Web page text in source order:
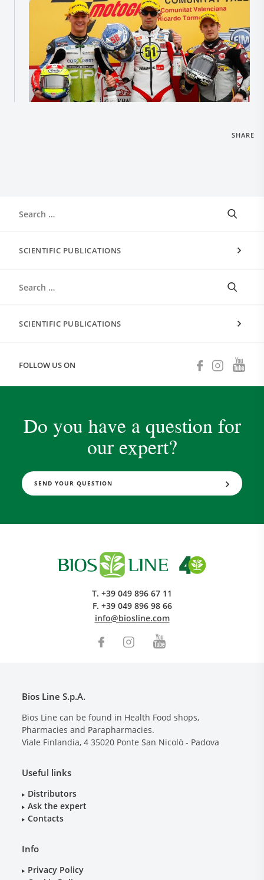
SHARE
SCIENTIFIC PUBLICATIONS
SCIENTIFIC PUBLICATIONS
FOLLOW US ON
Do you have a question for
our expert?
SEND YOUR QUESTION
T. +39 049 896 67 11
F. +39 049 896 98 66
info@biosline.com
Bios Line S.p.A.
Bios Line can be found in Health Food shops,
Pharmacies and Parapharmacies.
Viale Finlandia, 4 35020 Ponte San Nicolò - Padova
Useful links
Distributors
Ask the expert
Contacts
Info
Privacy Policy